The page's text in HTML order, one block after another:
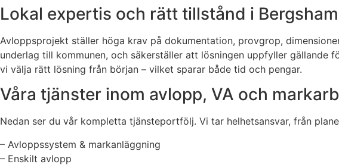
Lokal expertis och rätt tillstånd i
Avloppsprojekt ställer höga krav på dokumentation, provgrop,
underlag till kommunen, och säkerställer att lösningen uppfyller gällande
vi välja rätt lösning från början – vilket sparar både tid och pengar.
Våra tjänster inom avlopp, VA och
Nedan ser du vår kompletta tjänsteportfölj. Vi tar helhetsansvar, från
– Avloppssystem & markanläggning
– Enskilt avlopp